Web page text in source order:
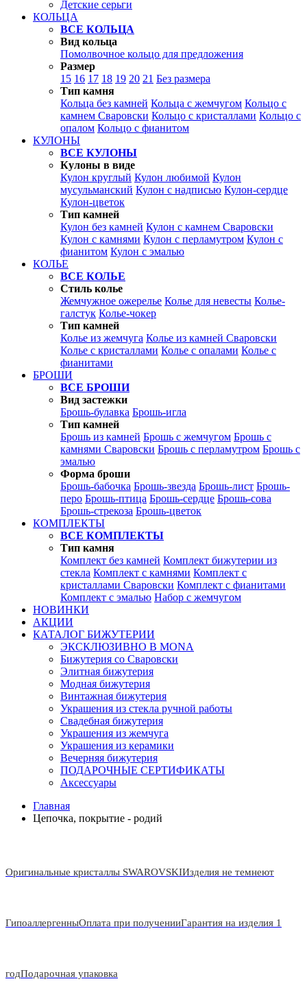
Детские серьги
КОЛЬЦА
ВСЕ КОЛЬЦА
Вид кольца
Помолвочное кольцо для предложения
Размер
15 16 17 18 19 20 21 Без размера
Тип камня
Кольца без камней Кольца с жемчугом Кольцо с
камнем Сваровски Кольцо с кристаллами Кольцо с
опалом Кольцо с фианитом
КУЛОНЫ
ВСЕ КУЛОНЫ
Кулоны в виде
Кулон круглый Кулон любимой Кулон
мусульманский Кулон с надписью Кулон-сердце
Кулон-цветок
Тип камней
Кулон без камней Кулон с камнем Сваровски
Кулон с камнями Кулон с перламутром Кулон с
фианитом Кулон с эмалью
КОЛЬЕ
ВСЕ КОЛЬЕ
Стиль колье
Жемчужное ожерелье Колье для невесты Колье-
галстук Колье-чокер
Тип камней
Колье из жемчуга Колье из камней Сваровски
Колье с кристаллами Колье с опалами Колье с
фианитами
БРОШИ
ВСЕ БРОШИ
Вид застежки
Брошь-булавка Брошь-игла
Тип камней
Брошь из камней Брошь с жемчугом Брошь с
камнями Сваровски Брошь с перламутром Брошь с
эмалью
Форма броши
Брошь-бабочка Брошь-звезда Брошь-лист Брошь-
перо Брошь-птица Брошь-сердце Брошь-сова
Брошь-стрекоза Брошь-цветок
КОМПЛЕКТЫ
ВСЕ КОМПЛЕКТЫ
Тип камня
Комплект без камней Комплект бижутерии из
стекла Комплект с камнями Комплект с
кристаллами Сваровски Комплект с фианитами
Комплект с эмалью Набор с жемчугом
НОВИНКИ
АКЦИИ
КАТАЛОГ БИЖУТЕРИИ
ЭКСКЛЮЗИВНО В MONA
Бижутерия со Сваровски
Элитная бижутерия
Модная бижутерия
Винтажная бижутерия
Украшения из стекла ручной работы
Свадебная бижутерия
Украшения из жемчуга
Украшения из керамики
Вечерняя бижутерия
ПОДАРОЧНЫЕ СЕРТИФИКАТЫ
Аксессуары
Главная
Цепочка, покрытие - родий
Оригинальные кристаллы SWAROVSKIИзделия не темнеют
ГипоаллергенныОплата при полученииГарантия на изделия 1
годПодарочная упаковка